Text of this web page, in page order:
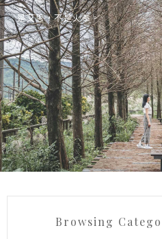
是艾思，不是火拳。
Browsing